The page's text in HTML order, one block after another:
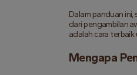
Dalam panduan
dari pengambilan
adalah cara
Mengapa